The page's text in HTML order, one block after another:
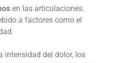
en las articulaciones.
a factores como el
intensidad del dolor, los